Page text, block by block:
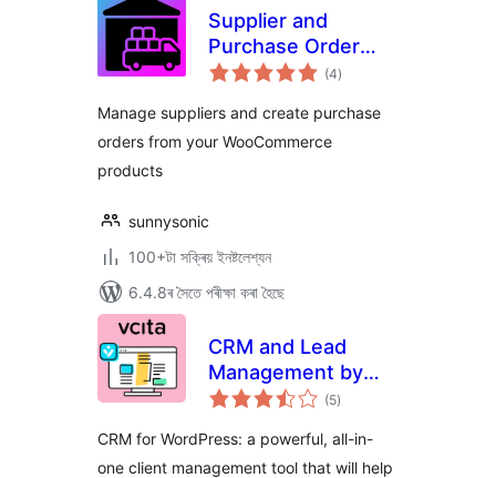
Supplier and
Purchase Order
Management for
(4টা
মুঠ)
Manage suppliers and create purchase
orders from your WooCommerce
products
sunnysonic
100+টা সক্ৰিয় ইনষ্টলেশ্যন
6.4.8ৰ সৈতে পৰীক্ষা কৰা হৈছে
CRM and Lead
Management by
vcita
(5টা
মুঠ)
CRM for WordPress: a powerful, all-in-
one client management tool that will help